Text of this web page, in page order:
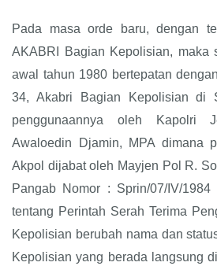
Pada masa orde baru, dengan
AKABRI Bagian Kepolisian, maka
awal tahun 1980 bertepatan
34, Akabri Bagian Kepolisian di
penggunaannya oleh Kapolri
Awaloedin Djamin, MPA dimana
Akpol dijabat oleh Mayjen Pol R.
Pangab Nomor : Sprin/07/IV/
tentang Perintah Serah Terima
Kepolisian berubah nama dan
Kepolisian yang berada langsung